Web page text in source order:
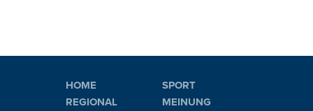
HOME
REGIONAL
SPORT
MEINUNG